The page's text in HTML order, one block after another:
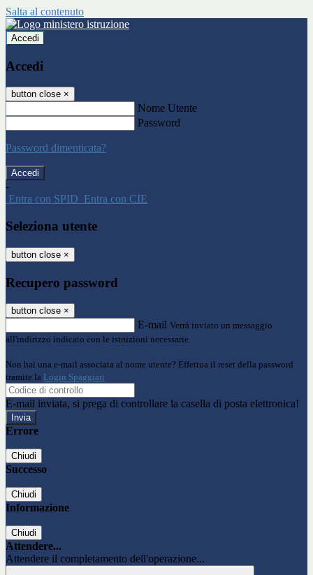
Salta al contenuto
Accedi
Accedi
button close ×
Nome Utente
Password
Password dimenticata?
-
Entra con SPID Entra con CIE
Seleziona utente
button close ×
Recupero password
button close ×
E-mail Verrà inviato un messaggio
all'indirizzo indicato con le istruzioni necessarie.
Non hai una e-mail associata al nome utente? Effettua il reset della password
tramite la Login Spaggiari
E-mail inviata, si prega di controllare la casella di posta elettronica!
Errore
Chiudi
Successo
Chiudi
Informazione
Chiudi
Attendere...
Attendere il completamento dell'operazione...